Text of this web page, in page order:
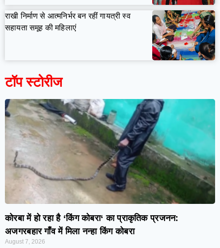
राखी निर्माण से आत्मनिर्भर बन रहीं गायत्री स्व
सहायता समूह की महिलाएं
टॉप स्टोरीज
कोरबा में हो रहा है ‘किंग कोबरा‘ का प्राकृतिक प्रजनन:
अजगरबहार गाँव में मिला नन्हा किंग कोबरा
August 7, 2026